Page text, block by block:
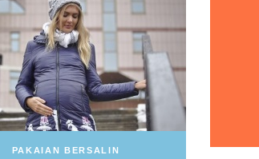
PAKAIAN BERSALIN